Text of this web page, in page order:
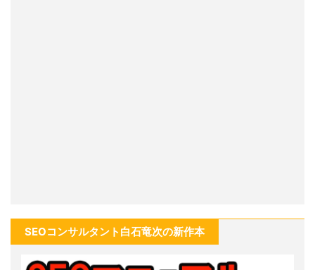
SEOコンサルタント白石竜次の新作本